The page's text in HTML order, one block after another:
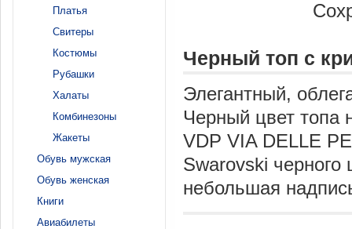
Черный топ с
Элегантный,
Черный цвет топа
VDP VIA DELLE
Swarovski
небольшая
Платья
Свитеры
Костюмы
Рубашки
Халаты
Комбинезоны
Жакеты
Обувь мужская
Обувь женская
Книги
Авиабилеты